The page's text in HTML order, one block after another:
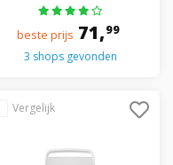
beste prijs 71,99
3 shops gevonden